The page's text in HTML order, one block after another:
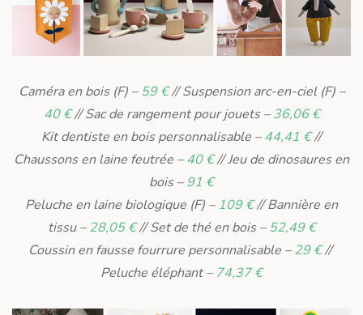
Caméra en bois (F) –59 €// Suspension arc-en-ciel (F) –
40 €// Sac de rangement pour jouets –36,06 €
Kit dentiste en bois personnalisable –44,41 €//
Chaussons en laine feutrée –40 €// Jeu de dinosaures en
bois –91 €
Peluche en laine biologique (F) – 109 €// Bannière en
tissu –28,05 €// Set de thé en bois –52,49 €
Coussin en fausse fourrure personnalisable –29 €//
Peluche éléphant – 74,37 €